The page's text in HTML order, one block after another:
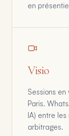
en
Visio
Sessions
Paris.
IA) entre
arbitrages.